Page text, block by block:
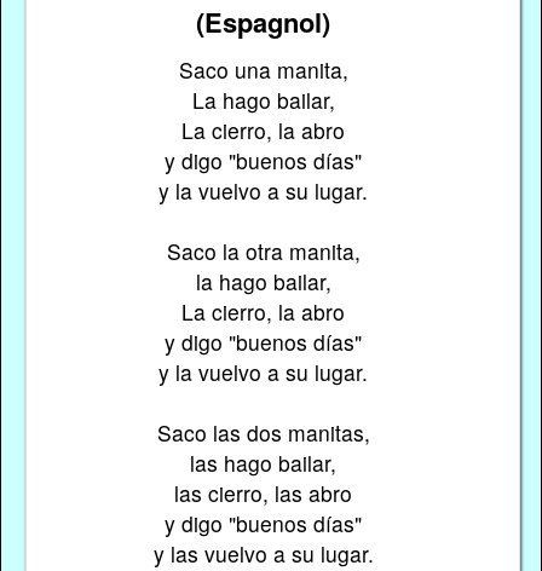
(Espagnol)
Saco una manita,
La hago bailar,
La cierro, la abro
y digo "buenos días"
y la vuelvo a su lugar.
Saco la otra manita,
la hago bailar,
La cierro, la abro
y digo "buenos días"
y la vuelvo a su lugar.
Saco las dos manitas,
las hago bailar,
las cierro, las abro
y digo "buenos días"
y las vuelvo a su lugar.